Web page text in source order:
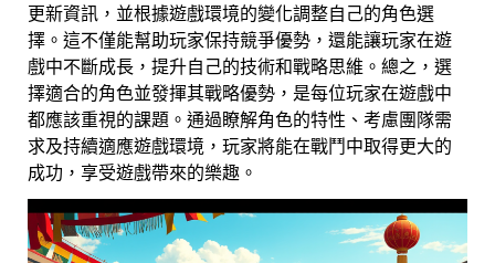
更新資訊，並根據遊戲環境的變化調整自己的角色選
擇。這不僅能幫助玩家保持競爭優勢，還能讓玩家在遊
戲中不斷成長，提升自己的技術和戰略思維。總之，選
擇適合的角色並發揮其戰略優勢，是每位玩家在遊戲中
都應該重視的課題。通過瞭解角色的特性、考慮團隊需
求及持續適應遊戲環境，玩家將能在戰鬥中取得更大的
成功，享受遊戲帶來的樂趣。